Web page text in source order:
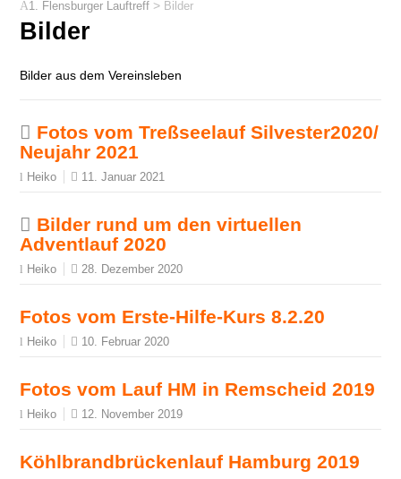
1. Flensburger Lauftreff > Bilder
Bilder
Bilder aus dem Vereinsleben
Fotos vom Treßseelauf Silvester2020/
Neujahr 2021
Heiko 11. Januar 2021
Bilder rund um den virtuellen
Adventlauf 2020
Heiko 28. Dezember 2020
Fotos vom Erste-Hilfe-Kurs 8.2.20
Heiko 10. Februar 2020
Fotos vom Lauf HM in Remscheid 2019
Heiko 12. November 2019
Köhlbrandbrückenlauf Hamburg 2019